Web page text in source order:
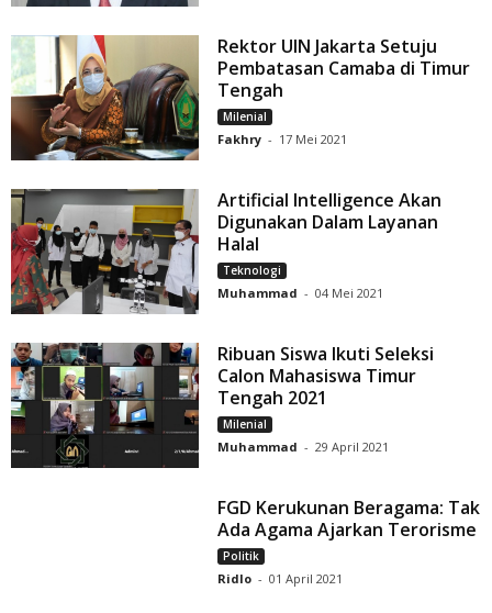
Rektor UIN Jakarta Setuju
Pembatasan Camaba di Timur
Tengah
Milenial
Fakhry - 17 Mei 2021
Artificial Intelligence Akan
Digunakan Dalam Layanan
Halal
Teknologi
Muhammad - 04 Mei 2021
Ribuan Siswa Ikuti Seleksi
Calon Mahasiswa Timur
Tengah 2021
Milenial
Muhammad - 29 April 2021
FGD Kerukunan Beragama: Tak
Ada Agama Ajarkan Terorisme
Politik
Ridlo - 01 April 2021